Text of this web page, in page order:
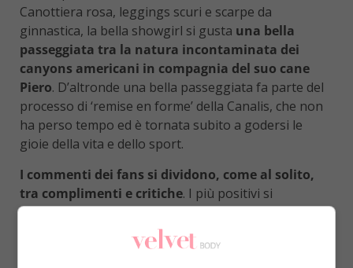
Canottiera rosa, leggings scuri e scarpe da
ginnastica, la bella showgirl si gusta una bella
passeggiata tra la natura incontaminata dei
canyons americani in compagnia del suo cane
Piero. D’altronde una bella passeggiata fa parte del
processo di ‘remise en forme’ della Canalis, che non
ha perso tempo ed è tornata subito a godersi le
gioie della vita e dello sport.
I commenti dei fans si dividono, come al solito,
tra complimenti e critiche. I più positivi si
congratulano per la sua bimba, per il suo fisico già
esile e per il buonumore con cui sta affrontando il
“Guardando la foto penso solo: